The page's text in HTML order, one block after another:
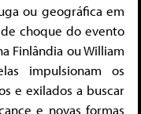
ou geográfica em
de choque do evento
Finlândia ou William
impulsionam os
e exilados a buscar
e novas formas